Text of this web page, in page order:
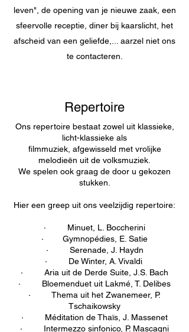
leven", de opening van je nieuwe zaak, een
sfeervolle receptie, diner bij kaarslicht, het
afscheid van een geliefde,... aarzel niet ons
te contacteren.
Repertoire
Ons repertoire bestaat zowel uit klassieke,
licht-klassieke als
filmmuziek, afgewisseld met vrolijke
melodieën uit de volksmuziek.
We spelen ook graag de door u gekozen
stukken.
Hier een greep uit ons veelzijdig repertoire:
· Minuet, L. Boccherini
· Gymnopédies, E. Satie
· Serenade, J. Haydn
· De Winter, A. Vivaldi
· Aria uit de Derde Suite, J.S. Bach
· Bloemenduet uit Lakmé, T. Delibes
· Thema uit het Zwanemeer, P.
Tschaikowsky
· Méditation de Thaïs, J. Massenet
· Intermezzo sinfonico, P. Mascagni